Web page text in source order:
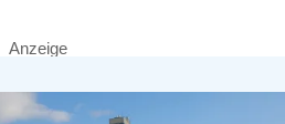
Anzeige